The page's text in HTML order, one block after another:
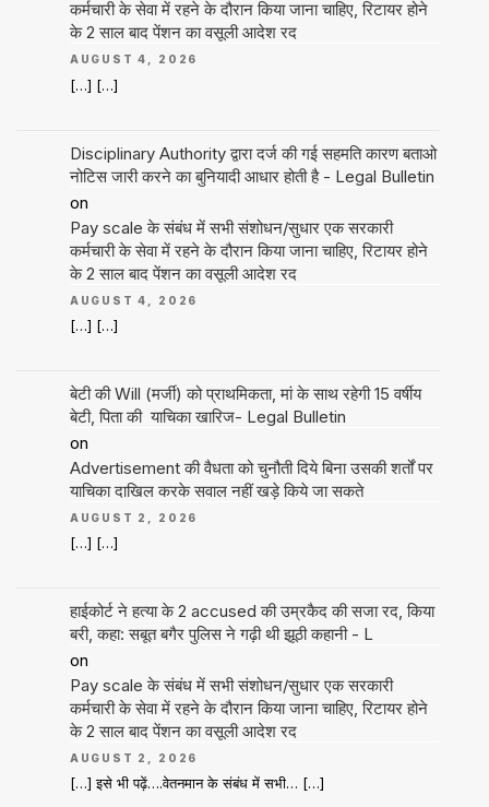
कर्मचारी के सेवा में रहने के दौरान किया जाना चाहिए, रिटायर होने
के 2 साल बाद पेंशन का वसूली आदेश रद
AUGUST 4, 2026
[…] […]
Disciplinary Authority द्वारा दर्ज की गई सहमति कारण बताओ
नोटिस जारी करने का बुनियादी आधार होती है - Legal Bulletin
on
Pay scale के संबंध में सभी संशोधन/सुधार एक सरकारी
कर्मचारी के सेवा में रहने के दौरान किया जाना चाहिए, रिटायर होने
के 2 साल बाद पेंशन का वसूली आदेश रद
AUGUST 4, 2026
[…] […]
बेटी की Will (मर्जी) को प्राथमिकता, मां के साथ रहेगी 15 वर्षीय
बेटी, पिता की याचिका खारिज- Legal Bulletin
on
Advertisement की वैधता को चुनौती दिये बिना उसकी शर्तों पर
याचिका दाखिल करके सवाल नहीं खड़े किये जा सकते
AUGUST 2, 2026
[…] […]
हाईकोर्ट ने हत्या के 2 accused की उम्रकैद की सजा रद, किया
बरी, कहा: सबूत बगैर पुलिस ने गढ़ी थी झूठी कहानी - L
on
Pay scale के संबंध में सभी संशोधन/सुधार एक सरकारी
कर्मचारी के सेवा में रहने के दौरान किया जाना चाहिए, रिटायर होने
के 2 साल बाद पेंशन का वसूली आदेश रद
AUGUST 2, 2026
[…] इसे भी पढ़ें….वेतनमान के संबंध में सभी… […]